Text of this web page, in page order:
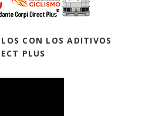
CON LOS ADITIVOS
PLUS